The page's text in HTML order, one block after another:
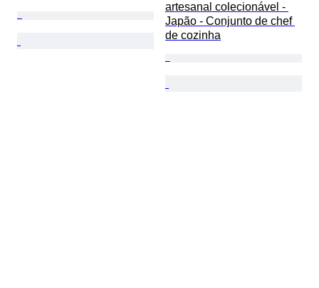
artesanal colecionável -
Japão - Conjunto de chef
de cozinha